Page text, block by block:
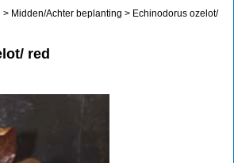
> Midden/Achter beplanting > Echinodorus ozelot/
red